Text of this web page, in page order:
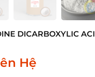
DICARBOXYLIC
Hệ